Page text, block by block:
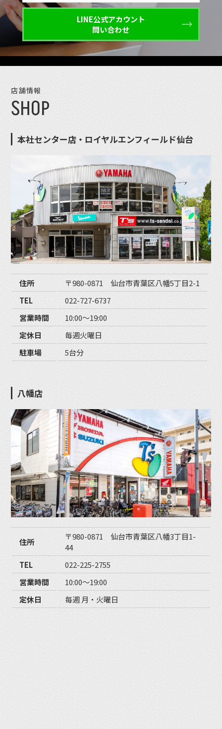
LINE公式アカウント
問い合わせ
店舗情報
SHOP
本社センター店・ロイヤルエンフィールド仙台
住所
〒980-0871 仙台市青葉区八幡5丁目2-1
TEL
022-727-6737
営業時間
10:00〜19:00
定休日
毎週火曜日
駐車場
5台分
八幡店
住所
〒980-0871 仙台市青葉区八幡3丁目1-
44
TEL
022-225-2755
営業時間
10:00〜19:00
定休日
毎週 月・火曜日